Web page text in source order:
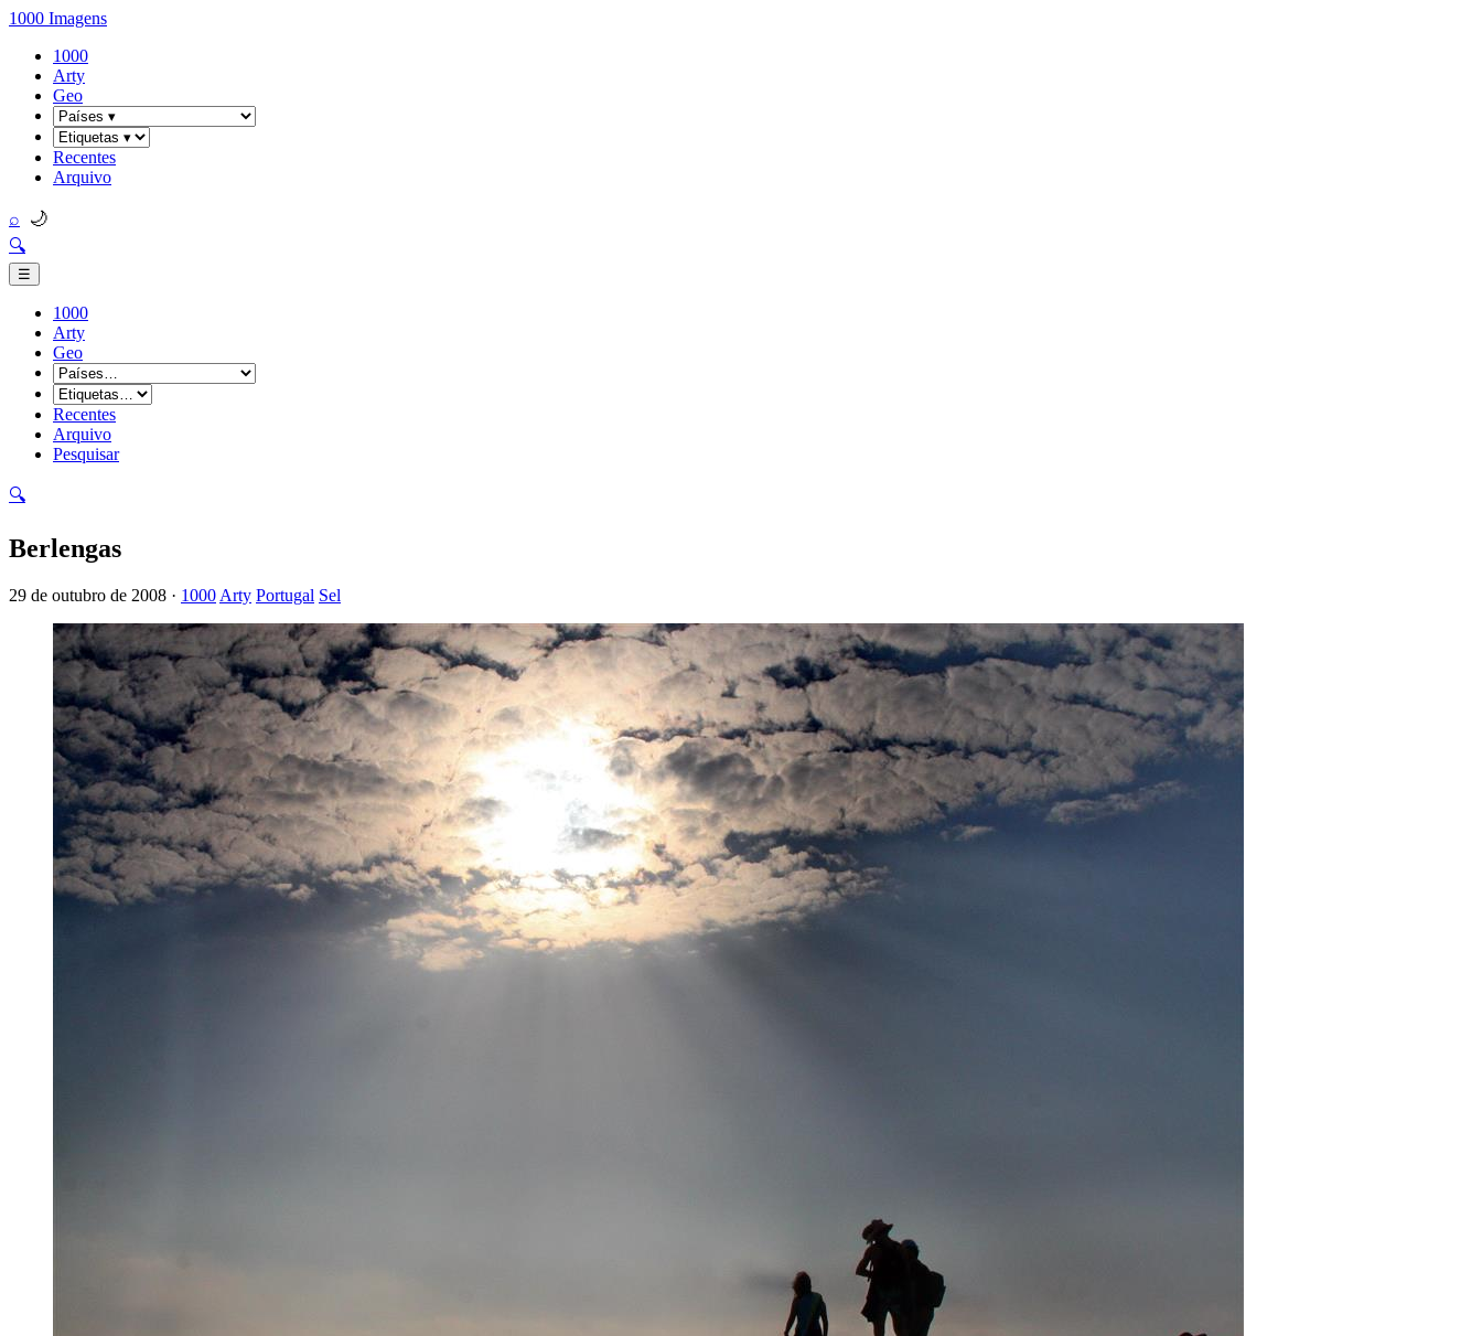
1000 Imagens
1000
Arty
Geo
Recentes
Arquivo
⌕ 🌙
🔍
☰
1000
Arty
Geo
Recentes
Arquivo
Pesquisar
🔍
Berlengas
29 de outubro de 2008 · 1000 Arty Portugal Sel